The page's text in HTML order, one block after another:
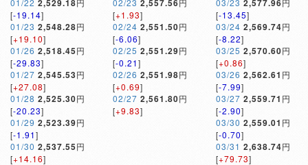
01/22 2,529.18円
[-19.14]
01/23 2,548.28円
[+19.10]
01/26 2,518.45円
[-29.83]
01/27 2,545.53円
[+27.08]
01/28 2,525.30円
[-20.23]
01/29 2,523.39円
[-1.91]
01/30 2,537.55円
[+14.16]
02/23 2,557.56円
[+1.93]
02/24 2,551.50円
[-6.06]
02/25 2,551.29円
[-0.21]
02/26 2,551.98円
[+0.69]
02/27 2,561.80円
[+9.83]
03/23 2,577.96円
[-13.45]
03/24 2,569.74円
[-8.22]
03/25 2,570.60円
[+0.86]
03/26 2,562.61 円
[-7.99]
03/27 2,559.71 円
[-2.90]
03/30 2,559.01 円
[-0.70]
03/31 2,638.74円
[+79.73]